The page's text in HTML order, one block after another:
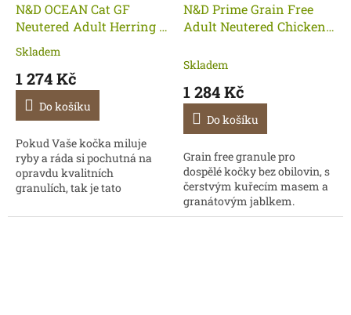
N&D OCEAN Cat GF
Neutered Adult Herring &
Orange 5 kg- KM
Průměrné
produktu
5,0
5
hvězdiček.
Skladem
1 274 Kč
Do košíku
Pokud Vaše kočka miluje
ryby a ráda si pochutná na
opravdu kvalitních
granulích, tak je tato
sleďem a pomerančem
N&D Prime Grain Free
Adult Neutered Chicken
Skladem
1 284 Kč
Do košíku
Grain free granule pro
dospělé kočky bez obilovin, s
čerstvým kuřecím masem a
granátovým jablkem.